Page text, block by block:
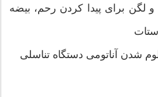
لگن برای پیدا کردن رحم، بیضه
شدن آناتومی دستگاه تناسلی